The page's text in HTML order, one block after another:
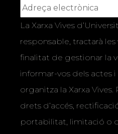
La Xarxa Vives
responsable, tractarà
finalitat de gestionar la
informar-vos dels actes
organitza la Xarxa
drets d’accés,
portabilitat, limitació o